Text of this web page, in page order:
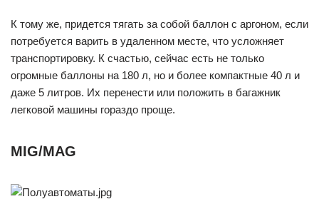
К тому же, придется тягать за собой баллон с аргоном, если
потребуется варить в удаленном месте, что усложняет
транспортировку. К счастью, сейчас есть не только
огромные баллоны на 180 л, но и более компактные 40 л и
даже 5 литров. Их перенести или положить в багажник
легковой машины гораздо проще.
MIG/MAG